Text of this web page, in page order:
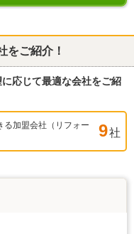
をご紹介！
応じて最適な会社をご紹
る加盟会社（リフォー
9社